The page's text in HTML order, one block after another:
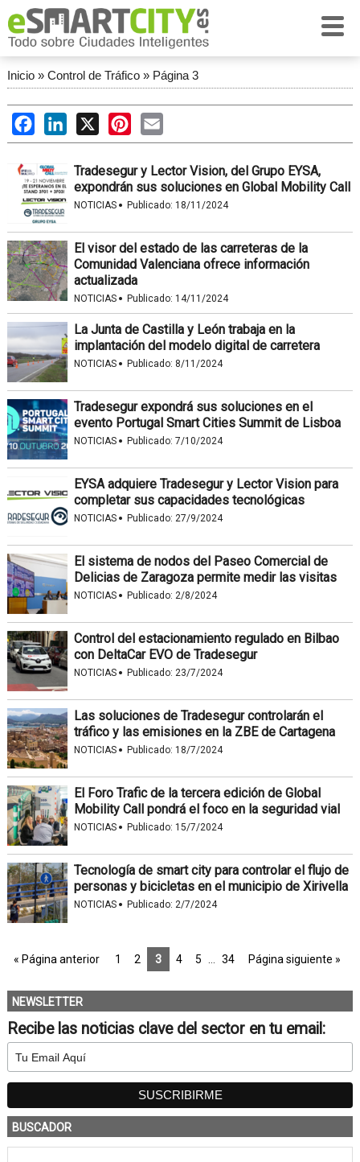
Inicio» Control de Tráfico» Página 3
FacebookLinkedIn
X PinterestEmail
Tradesegur y Lector Vision, del Grupo EYSA,
expondrán sus soluciones en Global Mobility Call
NOTICIAS · Publicado: 18/11/2024
El visor del estado de las carreteras de la
Comunidad Valenciana ofrece información
actualizada
NOTICIAS · Publicado: 14/11/2024
La Junta de Castilla y León trabaja en la
implantación del modelo digital de carretera
NOTICIAS · Publicado: 8/11/2024
Tradesegur expondrá sus soluciones en el
evento Portugal Smart Cities Summit de Lisboa
NOTICIAS · Publicado: 7/10/2024
EYSA adquiere Tradesegur y Lector Vision para
completar sus capacidades tecnológicas
NOTICIAS · Publicado: 27/9/2024
El sistema de nodos del Paseo Comercial de
Delicias de Zaragoza permite medir las visitas
NOTICIAS · Publicado: 2/8/2024
Control del estacionamiento regulado en Bilbao
con DeltaCar EVO de Tradesegur
NOTICIAS · Publicado: 23/7/2024
Las soluciones de Tradesegur controlarán el
tráfico y las emisiones en la ZBE de Cartagena
NOTICIAS · Publicado: 18/7/2024
El Foro Trafic de la tercera edición de Global
Mobility Call pondrá el foco en la seguridad vial
NOTICIAS · Publicado: 15/7/2024
Tecnología de smart city para controlar el flujo de
personas y bicicletas en el municipio de Xirivella
NOTICIAS · Publicado: 2/7/2024
« Página anterior 1 2 3 4 5 34 Página siguiente »
NEWSLETTER
Recibe las noticias clave del sector en tu email:
BUSCADOR